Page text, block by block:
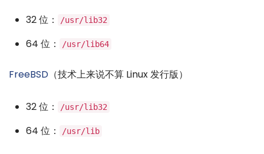
32 位： /usr/lib32
64 位： /usr/lib64
FreeBSD （技术上来说不算 Linux 发行版）
32 位： /usr/lib32
64 位： /usr/lib